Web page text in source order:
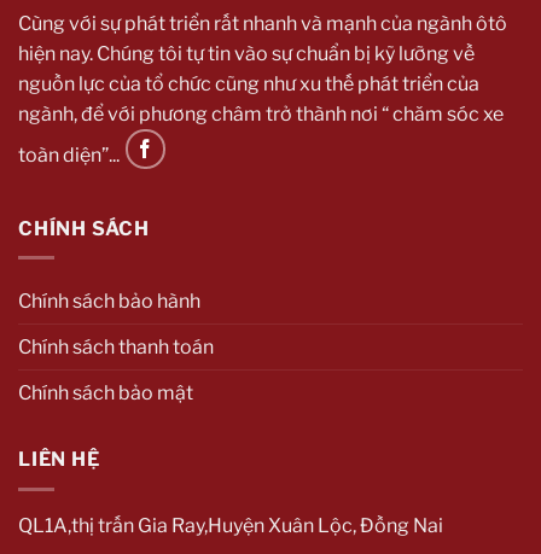
Cùng với sự phát triển rất nhanh và mạnh của ngành ôtô
hiện nay. Chúng tôi tự tin vào sự chuẩn bị kỹ lưỡng về
nguồn lực của tổ chức cũng như xu thế phát triển của
ngành, để với phương châm trở thành nơi “ chăm sóc xe
toàn diện”...
CHÍNH SÁCH
Chính sách bảo hành
Chính sách thanh toán
Chính sách bảo mật
LIÊN HỆ
QL1A,thị trấn Gia Ray,Huyện Xuân Lộc, Đồng Nai